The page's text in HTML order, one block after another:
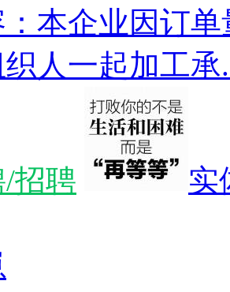
本企业因订
人一起加工承
招聘
实